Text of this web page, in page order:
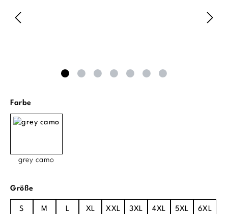
Farbeauswählen
grey camo
Größeauswählen
S M L XL XXL 3XL 4XL 5XL 6XL